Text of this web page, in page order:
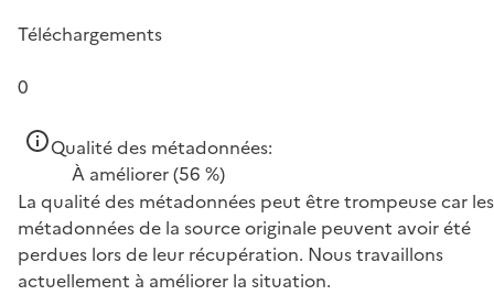
Téléchargements
0
Qualité des métadonnées:
À améliorer(56 %)
La qualité des métadonnées peut être trompeuse car les
métadonnées de la source originale peuvent avoir été
perdues lors de leur récupération. Nous travaillons
actuellement à améliorer la situation.